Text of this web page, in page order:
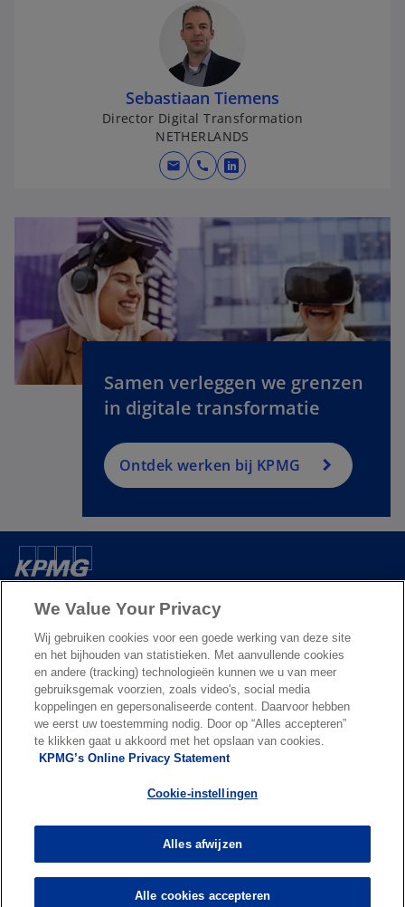
Sebastiaan Tiemens
Director Digital Transformation
NETHERLANDS
mail call
o
e
n
s
n
a
w
t
b
Samen verleggen we grenzen
in digitale transformatie
Ontdek werken bij KPMG
o
p
n
n
a
n
w
Over ons
Nieuws & Media
Diensten
o
p
e
s
i
n
a
o
e
s
n
a
Privacy & cookies Accessibility
© 2026 KPMG N.V., een naamloze vennootschap en lid van het KPMG-
netwerk van zelfstandige ondernemingen die verbonden zijn aan
wereldwijde KPMG‑organisatie vind je
We Value Your Privacy
Wij gebruiken cookies voor een goede werking van deze site
en het bijhouden van statistieken. Met aanvullende cookies
en andere (tracking) technologieën kunnen we u van meer
gebruiksgemak voorzien, zoals video's, social media
koppelingen en gepersonaliseerde content. Daarvoor hebben
we eerst uw toestemming nodig. Door op “Alles accepteren”
te klikken gaat u akkoord met het opslaan van cookies.
KPMG’s Online Privacy Statement
Cookie-instellingen
Alles afwijzen
Alle cookies accepteren